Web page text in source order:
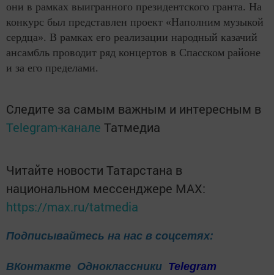
они в рамках выигранного президентского гранта. На
конкурс был представлен проект «Наполним музыкой
сердца». В рамках его реализации народный казачий
ансамбль проводит ряд концертов в Спасском районе
и за его пределами.
Следите за самым важным и интересным в
Telegram-канале Татмедиа
Читайте новости Татарстана в
национальном мессенджере MАХ:
https://max.ru/tatmedia
Подписывайтесь на нас в соцсетях:
ВКонтакте Одноклассники Telegram